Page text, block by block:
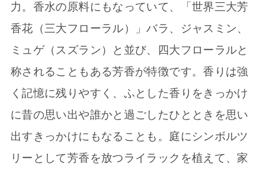
力。香水の原料にもなっていて、「世界三大芳
香花（三大フローラル）」バラ、ジャスミン、
ミュゲ（スズラン）と並び、四大フローラルと
称されることもある芳香が特徴です。香りは強
く記憶に残りやすく、ふとした香りをきっかけ
に昔の思い出や誰かと過ごしたひとときを思い
出すきっかけにもなることも。庭にシンボルツ
リーとして芳香を放つライラックを植えて、家